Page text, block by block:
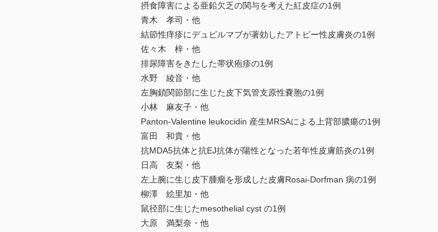
摂食障害による亜鉛欠乏の関与を考えた紅皮症の1例
青木 孝司・他
結節性痒疹にデュピルマブが著効したアトピー性皮膚炎の1例
佐々木 梓・他
排尿障害をきたした帯状疱疹の1例
水野 綾音・他
左胸鎖関節部に生じた皮下気管支原性嚢胞の1例
小林 麻友子・他
Panton-Valentine leukocidin 産生MRSAによる上背部膿瘍の1例
富田 和貴・他
抗MDA5抗体と抗EJ抗体が陽性となった若年性皮膚筋炎の1例
日高 友梨・他
左上腕に生じ皮下腫瘤を形成した皮膚Rosai-Dorfman 病の1例
柳澤 絵里加・他
鼠径部に生じたmesothelial cyst の1例
大原 満梨奈・他